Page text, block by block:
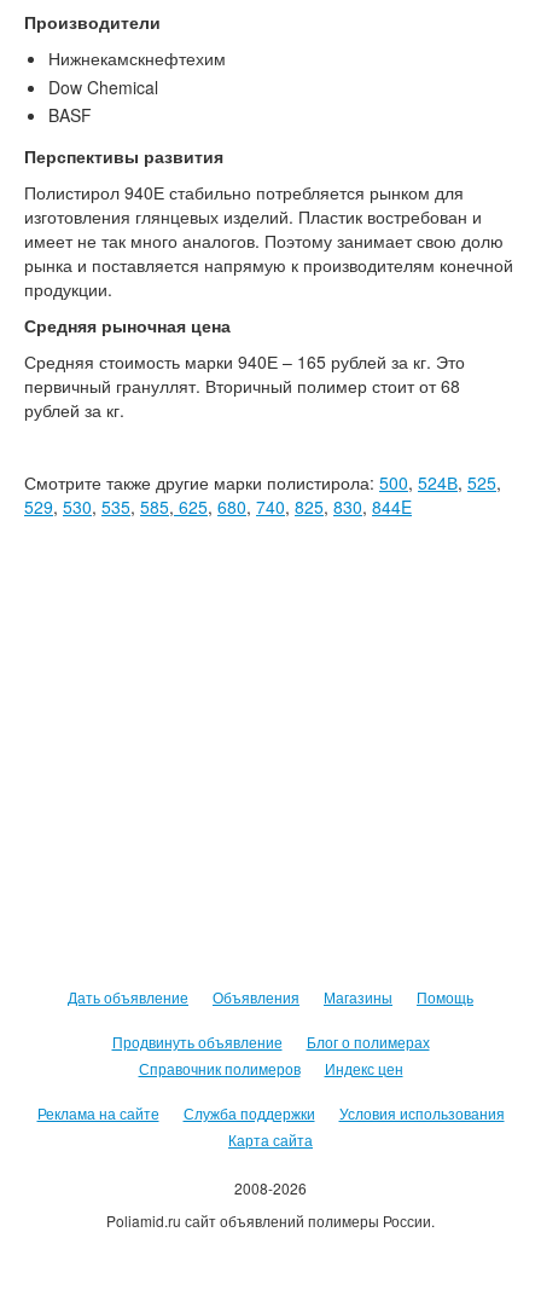
Производители
Нижнекамскнефтехим
Dow Chemical
BASF
Перспективы развития
Полистирол 940Е стабильно потребляется рынком для
изготовления глянцевых изделий. Пластик востребован и
имеет не так много аналогов. Поэтому занимает свою долю
рынка и поставляется напрямую к производителям конечной
продукции.
Средняя рыночная цена
Средняя стоимость марки 940Е – 165 рублей за кг. Это
первичный грануллят. Вторичный полимер стоит от 68
рублей за кг.
Смотрите также другие марки полистирола: 500, 524В, 525,
529, 530, 535, 585, 625, 680, 740, 825, 830, 844E
Дать объявление Объявления Магазины Помощь
Продвинуть объявление
Блог о полимерах
Справочник полимеров
Индекс цен
Реклама на сайте Служба поддержки
Условия использования
Карта сайта
2008-2026
Poliamid.ru сайт объявлений полимеры России.